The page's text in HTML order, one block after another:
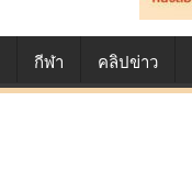
กีฬา คลิปข่าว